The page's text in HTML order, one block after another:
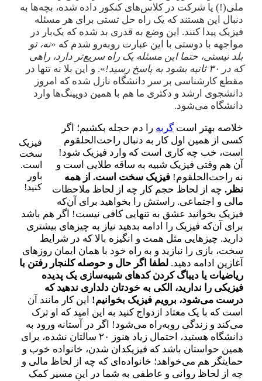
ملی(!) یا شرکت در کلاس‌های کنکور داده شده، بچه‌ها به
دنبال این هستند که یک راه حل تستی برای هر مسئله
فیزیک پیدا کنند. این وضع به قدری بد شده که یک‌بار در
مواجهه با دوستی با این عبارت روبه‌رو شدم که «نه، تو
بلد نیستی، حتما این مسئله یک راه سریع‌تر دارد، راهی
که در ۳۰ ثانیه بشود به پاسخ رسید!
». و این بلا نه تنها در
مقطع کارشناسی بر سر دانشگاه نازل شده که امروز
دانشجوی ارشد و دکتری‌ ما هم با همین دوپینگ‌ها وارد
دانشگاه می‌شود.
فیزیک
سخت
است.
باور
کنید!
خلاصه بهتر است گربه را دم حجله بکشیم؛ اگر
کسی از همین اول کار به دنبال راحت‌الحلقوم
است، خب چه کاری است که وارد فیزیک شود!
آن هم وقتی فیزیک شبیه به ساقه طلایی است و
نه راحت‌الحلقوم! فیزیک سخت است. از همه
نظر.چه از لحاظ حجم کار چه از لحاظ ملاحظات
مالی و اجتماعی. راستش را بخواهید برای آن‌که
فیزیک بخوانید عشق به تنهایی کافی نیست! اگر هم باشد
برای آن‌که فیزیک را ادامه بدهید نیاز به چیزهای بیشتری
دارید. چیزهایی مثل همت و انگیزه بالا که در شرایط
سخت، بازی را نبازید و به راه خود با همان ایمان روزهای
آغازین ادامه دهید. لطفا اگر حال و حوصله کلنجار رفتن با
ریاضیات یا دیباگ‌ کردن کدهای شبیه‌سازی یک پدیده
فیزیکی را ندارید، الکی به خودتان دلداری ندهید که
درست می‌شود، برویم فیزیک بخوانیم! این کار مانند آن
است که با یک معتاد ازدواج کنید به این امید که او ترک
می‌کند و زندگی روبه‌راه می‌شود! اگر در آستانه ورود به
دانشگاه هستید، احتمال زیاد هنوز ۲۰ سالتان نشده، برای
همین حواستان باشد که فیزیکدان شدن، خانواده خوب و
حمایتگر هم می‌خواهد؛ خانواده‌ای که چه از لحاظ مالی و
چه از لحاظ روانی و عاطفی به شما در این مسیر کمک